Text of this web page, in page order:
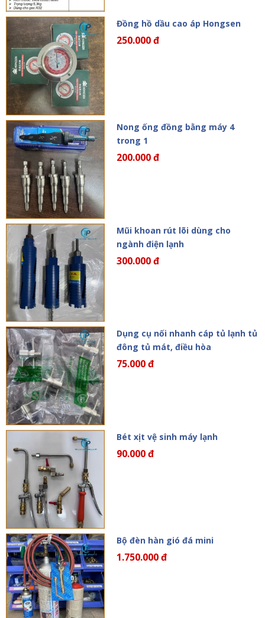
Đồng hồ dầu cao áp Hongsen
250.000 đ
Nong ống đồng bằng máy 4
trong 1
200.000 đ
Mũi khoan rút lõi dùng cho
ngành điện lạnh
300.000 đ
Dụng cụ nối nhanh cáp tủ lạnh tủ
đông tủ mát, điều hòa
75.000 đ
Bét xịt vệ sinh máy lạnh
90.000 đ
Bộ đèn hàn gió đá mini
1.750.000 đ